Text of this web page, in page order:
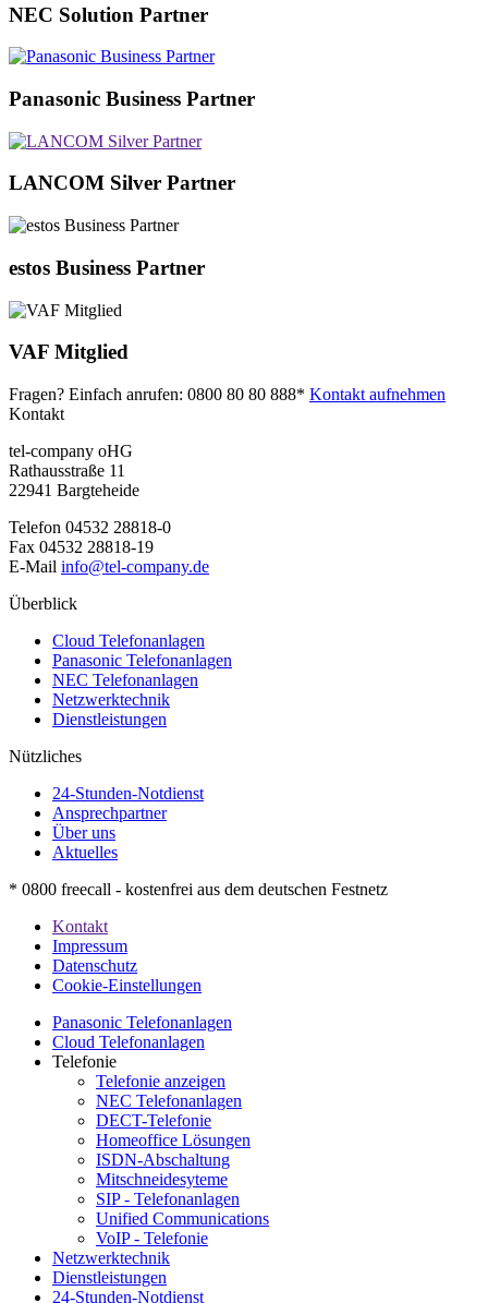
NEC Solution Partner
Panasonic Business Partner
LANCOM Silver Partner
estos Business Partner
VAF Mitglied
Fragen? Einfach anrufen: 0800 80 80 888* Kontakt aufnehmen
Kontakt
tel-company oHG
Rathausstraße 11
22941 Bargteheide
Telefon 04532 28818-0
Fax 04532 28818-19
E-Mail info@tel-company.de
Überblick
Cloud Telefonanlagen
Panasonic Telefonanlagen
NEC Telefonanlagen
Netzwerktechnik
Dienstleistungen
Nützliches
24-Stunden-Notdienst
Ansprechpartner
Über uns
Aktuelles
* 0800 freecall - kostenfrei aus dem deutschen Festnetz
Kontakt
Impressum
Datenschutz
Cookie-Einstellungen
Panasonic Telefonanlagen
Cloud Telefonanlagen
Telefonie
Telefonie anzeigen
NEC Telefonanlagen
DECT-Telefonie
Homeoffice Lösungen
ISDN-Abschaltung
Mitschneidesyteme
SIP - Telefonanlagen
Unified Communications
VoIP - Telefonie
Netzwerktechnik
Dienstleistungen
24-Stunden-Notdienst